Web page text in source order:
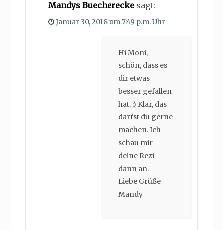
Mandys Buecherecke sagt:
Januar 30, 2018 um 7:49 p.m. Uhr
Hi Moni,
schön, dass es
dir etwas
besser gefallen
hat. :) Klar, das
darfst du gerne
machen. Ich
schau mir
deine Rezi
dann an.
Liebe Grüße
Mandy